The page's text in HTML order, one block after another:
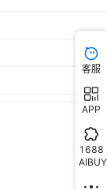
客服
APP
1688
AIBUY